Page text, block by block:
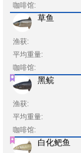
咖啡馆:
草鱼
渔获:
平均重量:
咖啡馆:
黑鲩
渔获:
平均重量:
咖啡馆:
白化鲃鱼